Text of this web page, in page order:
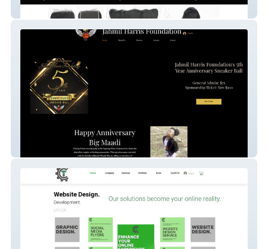
Made By Mason
JH Foundation